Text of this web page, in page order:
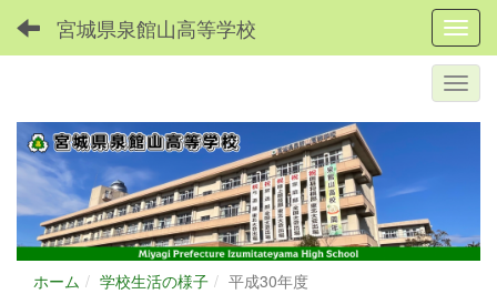
宮城県泉館山高等学校
ホーム 学校生活の様子 平成30年度